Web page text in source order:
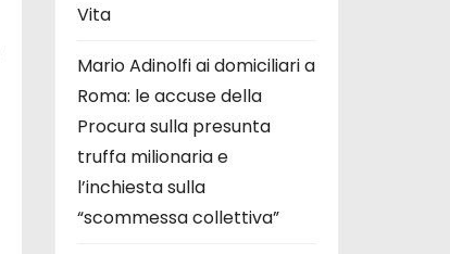
Vita
Mario Adinolfi ai domiciliari a
Roma: le accuse della
Procura sulla presunta
truffa milionaria e
l’inchiesta sulla
“scommessa collettiva”